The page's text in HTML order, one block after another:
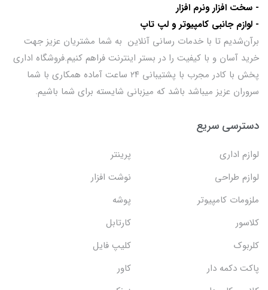
- سخت افزار ونرم افزار
- لوازم جانبی کامپیوتر و لپ تاپ
برآن‌شدیم تا با خدمات رسانی آنلاین به شما مشتریان عزیز جهت
خرید آسان و با کیفیت را در بستر اینترنت فراهم کنیم.فروشگاه اداری
پخش با کادر مجرب با پشتیبانی ۲۴ ساعت آماده همکاری با شما
سروران عزیز میباشد باشد که میزبانی شایسته برای شما باشیم.
دسترسی سریع
لوازم اداری
پرینتر
لوازم طراحی
نوشت افزار
ملزومات کامپیوتر
پوشه
کلاسور
کارتابل
کلربوک
کلیپ فایل
پاکت دکمه دار
کاور